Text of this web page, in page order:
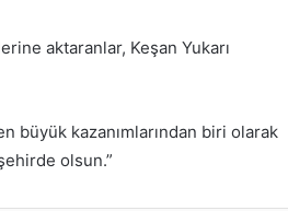
aktaranlar, Keşan Yukarı
büyük kazanımlarından biri olarak
olsun.”